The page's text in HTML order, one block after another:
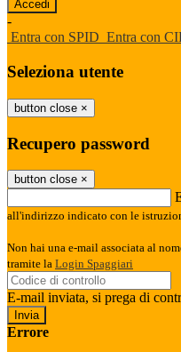
-
Entra con SPID Entra con
Seleziona utente
button close ×
Recupero password
button close ×
all'indirizzo indicato con le
Non hai una e-mail associata al
tramite la Login Spaggiari
E-mail inviata, si prega di
Errore